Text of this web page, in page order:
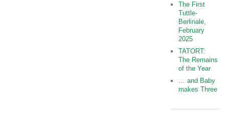
The First
Tuttle-
Berlinale,
February
2025
TATORT:
The Remains
of the Year
… and Baby
makes Three